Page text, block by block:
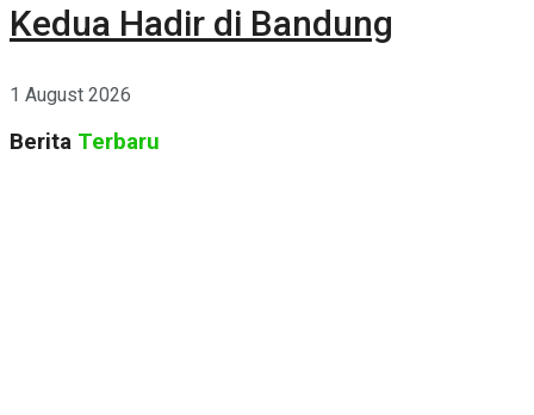
Kedua Hadir di Bandung
1 August 2026
Berita Terbaru